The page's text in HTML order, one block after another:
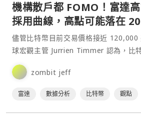
機構散戶都 FOMO！富達
採用曲線，高點可能落在
儘管比特幣目前交易價格接近 120,000
球宏觀主管 Jurrien Timmer 認為，比
段。⋯
zombit jeff
富達 數據分析 比特幣 觀點